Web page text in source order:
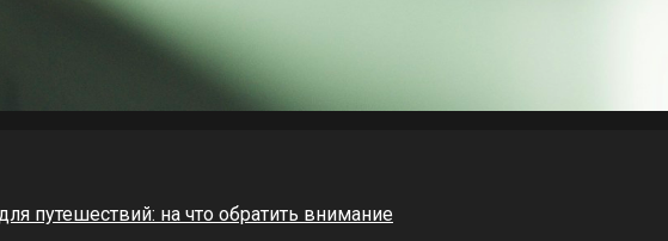
путешествий: на что обратить внимание